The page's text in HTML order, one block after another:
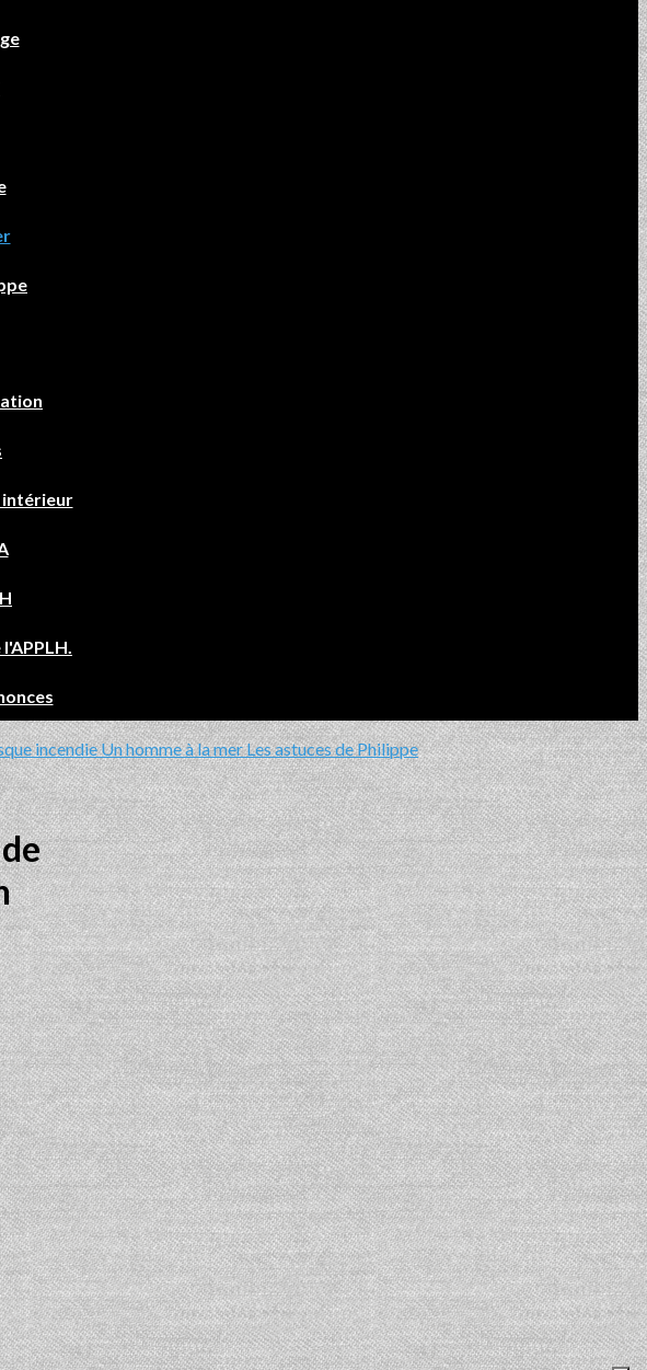
intérieur
incendieUn homme à la merLes astuces de Philippe